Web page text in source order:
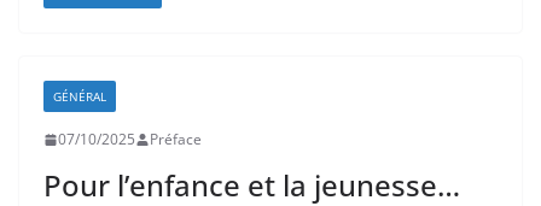
GÉNÉRAL
07/10/2025 Préface
Pour l’enfance et la jeunesse…